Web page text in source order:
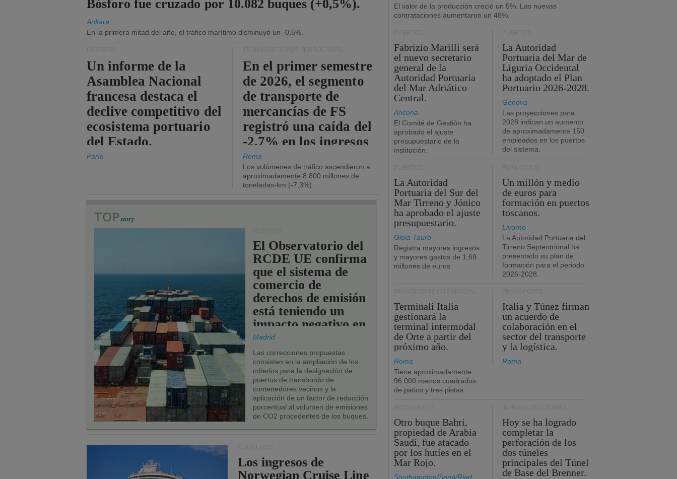
Bósforo fue cruzado por 10.082 buques (+0,5%).
Ankara
En la primera mitad del año, el tráfico marítimo disminuyó un -0,5%.
Un informe de la
Asamblea Nacional
francesa destaca el
declive competitivo del
ecosistema portuario
del Estado.
París
En el primer semestre
de 2026, el segmento
de transporte de
mercancías de FS
registró una caída del
-2,7% en los ingresos
operativos.
Roma
Los volúmenes de tráfico ascendieron a
aproximadamente 8.800 millones de
toneladas-km (-7,3%).
El Observatorio del
RCDE UE confirma
que el sistema de
comercio de
derechos de emisión
está teniendo un
impacto negativo en
los puertos de la
UE.
Madrid
Las correcciones propuestas
consisten en la ampliación de los
criterios para la designación de
puertos de transbordo de
contenedores vecinos y la
aplicación de un factor de reducción
porcentual al volumen de emisiones
de CO2 procedentes de los buques.
Los ingresos de
Norwegian Cruise Line
El valor de la producción creció un 5%. Las nuevas
contrataciones aumentaron un 48%.
Fabrizio Marilli será
el nuevo secretario
general de la
Autoridad Portuaria
del Mar Adriático
Central.
Ancona
El Comité de Gestión ha
aprobado el ajuste
presupuestario de la
institución.
La Autoridad
Portuaria del Mar de
Liguria Occidental
ha adoptado el Plan
Portuario 2026-2028.
Génova
Las proyecciones para
2028 indican un aumento
de aproximadamente 150
empleados en los puertos
del sistema.
La Autoridad
Portuaria del Sur del
Mar Tirreno y Jónico
ha aprobado el ajuste
presupuestario.
Gioia Tauro
Registra mayores ingresos
y mayores gastos de 1,69
millones de euros.
Un millón y medio
de euros para
formación en puertos
toscanos.
Livorno
La Autoridad Portuaria del
Tirreno Septentrional ha
presentado su plan de
formación para el periodo
2026-2028.
Terminali Italia
gestionará la
terminal intermodal
de Orte a partir del
próximo año.
Roma
Tiene aproximadamente
96.000 metros cuadrados
de patios y tres pistas.
Italia y Túnez firman
un acuerdo de
colaboración en el
sector del transporte
y la logística.
Roma
Otro buque Bahri,
propiedad de Arabia
Saudí, fue atacado
por los hutíes en el
Mar Rojo.
Southampton/Saná/Riad
Hoy se ha logrado
completar la
perforación de los
dos túneles
principales del Túnel
de Base del Brenner.